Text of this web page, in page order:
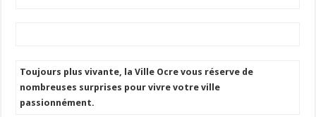
Toujours plus vivante, la Ville Ocre vous réserve de
nombreuses surprises pour vivre votre ville
passionnément.